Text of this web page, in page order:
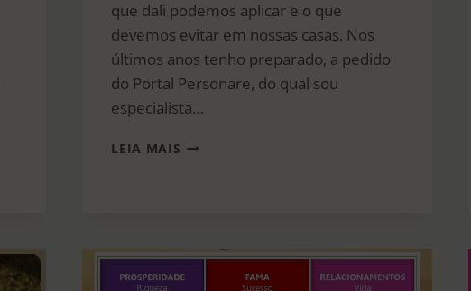
que dali podemos aplicar e o que
devemos evitar em nossas casas. Nos
últimos anos tenho preparado, a pedido
do Portal Personare, do qual sou
especialista…
LEIA MAIS O
CASAS
DO